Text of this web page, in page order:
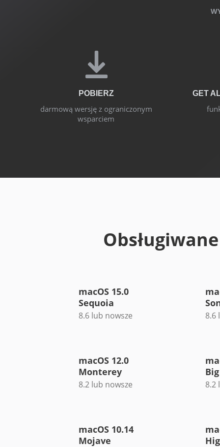
POBIERZ
darmową wersję z ograniczonym
wsparciem
GET
macOS 15.0
Sequoia
8.6 lub nowsze 8.6
macOS 12.0
Monterey
8.2 lub nowsze 8.2
macOS 10.14
Mojave